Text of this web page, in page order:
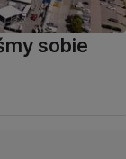
sobie